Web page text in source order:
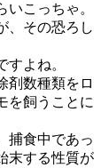
こっちゃ。
、その恐ろし
よね。
剤数種類をロ
を飼うことに
捕食中であっ
末する性質が